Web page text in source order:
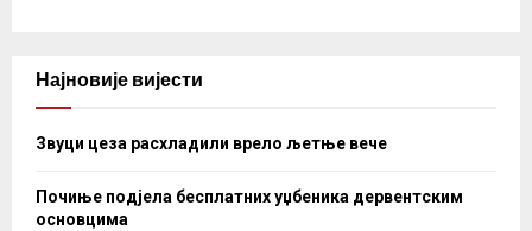
Најновије вијести
Звуци цеза расхладили врело љетње вече
Почиње подјела бесплатних уџбеника дервентским
основцима